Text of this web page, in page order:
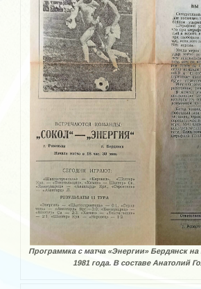
Чемпионат Украины по футболы 45+
ДЮСШ
Детские турниры
Турнир памяти Михаила Гречухина
Кожаный мяч
«Кожаный мяч — Кубок Coca-Cola»
Смена
Юность
На приз газеты «Комсомолец
Программка с матча «Энергии» Бердянск
1981 года. В составе Анатолий